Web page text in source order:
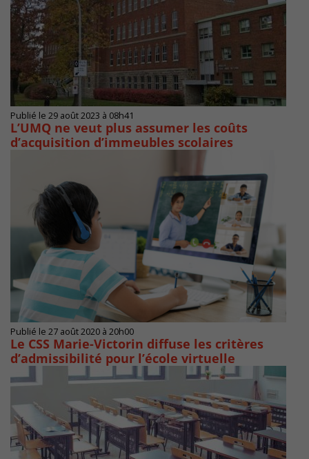
Publié le 29 août 2023 à 08h41
L’UMQ ne veut plus assumer les coûts
d’acquisition d’immeubles scolaires
Publié le 27 août 2020 à 20h00
Le CSS Marie-Victorin diffuse les critères
d’admissibilité pour l’école virtuelle